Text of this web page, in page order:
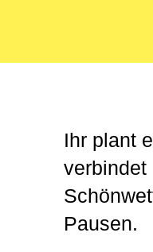
Ihr plant
verbindet
Pausen.